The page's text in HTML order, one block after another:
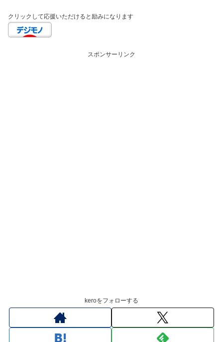
クリックして応援いただけると励みになります
スポンサーリンク
keroをフォローする